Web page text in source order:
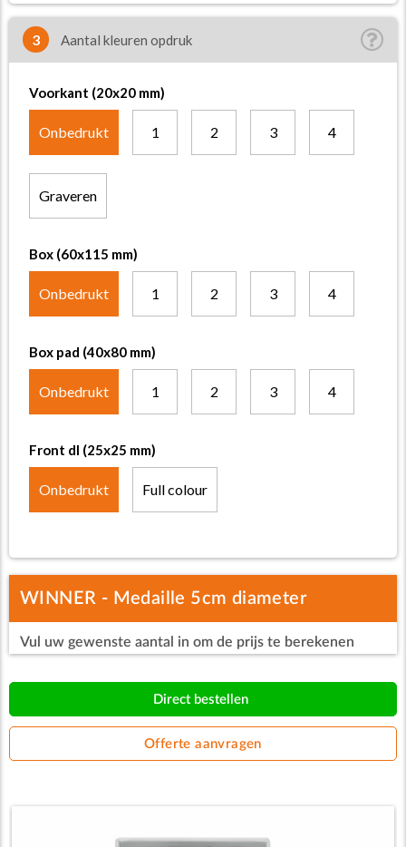
3 Aantal kleuren opdruk
Voorkant (20x20 mm)
Onbedrukt 1 2 3 4
Graveren
Box (60x115 mm)
Onbedrukt 1 2 3 4
Box pad (40x80 mm)
Onbedrukt 1 2 3 4
Front dl (25x25 mm)
Onbedrukt Full colour
WINNER - Medaille 5cm diameter
Vul uw gewenste aantal in om de prijs te berekenen
Direct bestellen
Offerte aanvragen